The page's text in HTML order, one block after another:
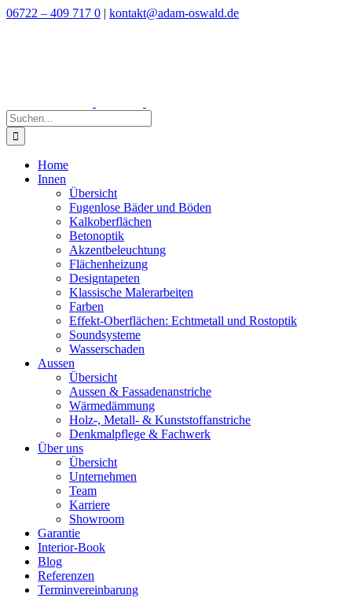
Zum
06722 – 409 717 0 | kontakt@adam-oswald.de
Suche
nach:
Home
Innen
Übersicht
Fugenlose Bäder und Böden
Kalkoberflächen
Betonoptik
Akzentbeleuchtung
Flächenheizung
Designtapeten
Klassische Malerarbeiten
Farben
Effekt-Oberflächen: Echtmetall und Rostoptik
Soundsysteme
Wasserschaden
Aussen
Übersicht
Aussen & Fassadenanstriche
Wärmedämmung
Holz-, Metall- & Kunststoffanstriche
Denkmalpflege & Fachwerk
Über uns
Übersicht
Unternehmen
Team
Karriere
Showroom
Garantie
Interior-Book
Blog
Referenzen
Terminvereinbarung